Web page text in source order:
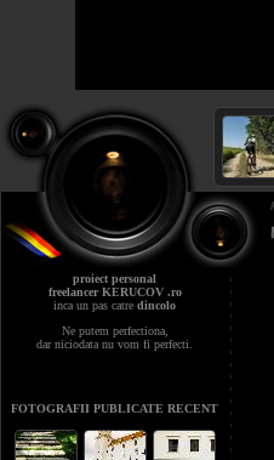
proiect personal
freelancer KERUCOV .ro
inca un pas catre dincolo
Ne putem perfectiona,
dar niciodata nu vom fi perfecti.
FOTOGRAFII PUBLICATE RECENT